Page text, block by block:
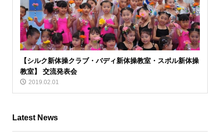
【シルク新体操クラブ・バディ新体操教室・スポル新体操
教室】 交流発表会
2019.02.01
Latest News